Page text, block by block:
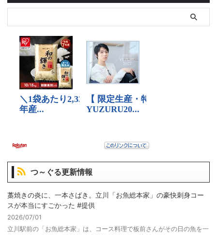
つ～ぐる更新情報
藁焼きの炎に、一本さばき。立川「お魚総本家」の豪快刺身コー
スが本当にすごかった #提供
2026/07/01
立川駅前の「お魚総本家」は、コース料理で板前さんがその日の魚を一